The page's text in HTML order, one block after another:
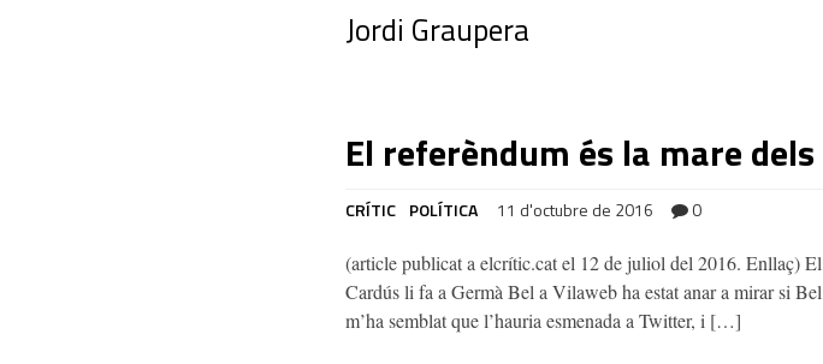
Jordi Graupera
El referèndum és la mare
CRÍTIC POLÍTICA 11 d'octubre de 2016 0
(article publicat a elcrític.cat el 12 de juliol del 2016. Enllaç)
Cardús li fa a Germà Bel a Vilaweb ha estat anar a mirar si
m’ha semblat que l’hauria esmenada a Twitter, i […]